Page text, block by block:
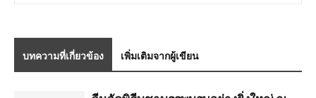
บทความที่เกี่ยวข้อง เพิ่มเติมจากผู้เขียน